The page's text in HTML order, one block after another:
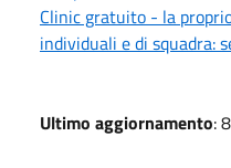
Clinic gratuito - la
individuali e di squadra:
Ultimo aggiornamento: